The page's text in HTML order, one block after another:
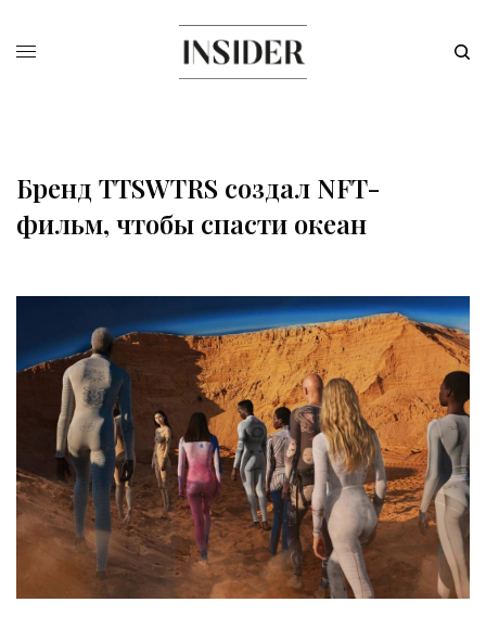
Бренд TTSWTRS создал NFT-
фильм, чтобы спасти океан